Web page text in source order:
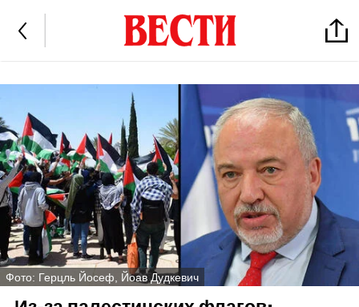
Фото: Герцль Йосеф, Йоав Дудкевич